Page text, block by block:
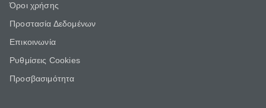
Όροι χρήσης
Προστασία Δεδομένων
Επικοινωνία
Ρυθμίσεις Cookies
Προσβασιμότητα